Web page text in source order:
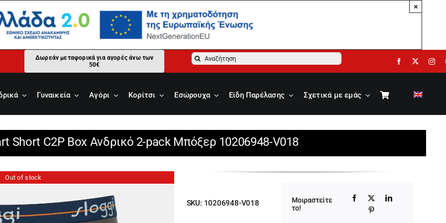
×
Δωρεάν μεταφορικά για αγορές άνω των
50€
Αναζήτηση
Γυναικεία Αγόρι Κορίτσι Εσώρουχα Είδη Παρέλασης Σχετικά με εμάς
Short C2P Box Ανδρικό 2-pack Μπόξερ 10206948-V018
Out of stock
SKU: 10206948-V018
Μοιραστείτε
το!